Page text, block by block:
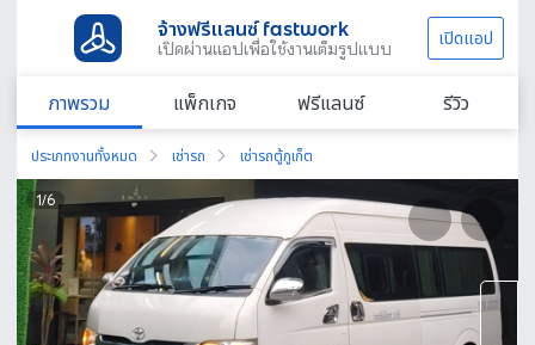
จ้างฟรีแลนซ์ fastwork
เปิดผ่านแอปเพื่อใช้งานเต็มรูปแบบ เปิดแอป
ภาพรวม แพ็กเกจ ฟรีแลนซ์ รีวิว
ประเภทงานทั้งหมด เช่ารถ เช่ารถตู้ภูเก็ต
1/6